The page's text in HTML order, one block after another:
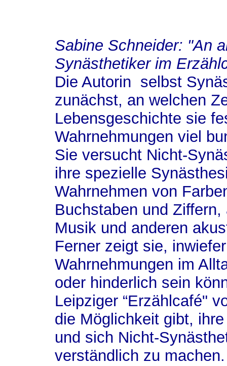
Sabine Schneider: "An
Synästhetiker im
Die Autorin ­ selbst
zunächst, an welchen
Lebensgeschichte sie
Wahrnehmungen viel
Sie versucht Nicht-
ihre spezielle
Wahrnehmen von
Buchstaben und
Musik und anderen
Ferner zeigt sie,
Wahrnehmungen im
oder hinderlich sein
Leipziger “Erzählcafé"
die Möglichkeit gibt,
und sich Nicht-
verständlich zu machen.